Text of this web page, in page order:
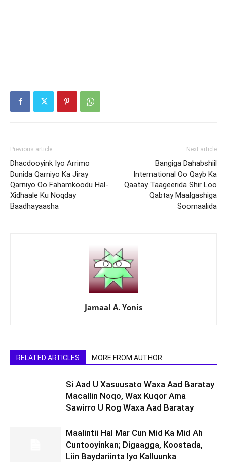
Previous article
Dhacdooyink Iyo Arrimo
Dunida Qarniyo Ka Jiray
Qarniyo Oo Fahamkoodu Hal-
Xidhaale Ku Noqday
Baadhayaasha
Next article
Bangiga Dahabshiil
International Oo Qayb Ka
Qaatay Taageerida Shir Loo
Qabtay Maalgashiga
Soomaalida
Jamaal A. Yonis
RELATED ARTICLES MORE FROM AUTHOR
Si Aad U Xasuusato Waxa Aad Baratay
Macallin Noqo, Wax Kuqor Ama
Sawirro U Rog Waxa Aad Baratay
Maalintii Hal Mar Cun Mid Ka Mid Ah
Cuntooyinkan; Digaagga, Koostada,
Liin Baydariinta Iyo Kalluunka